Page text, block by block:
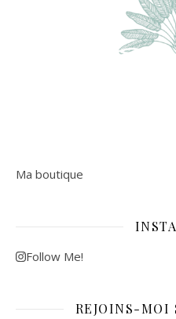
Ma boutique
Follow Me!
REJOINS-MOI